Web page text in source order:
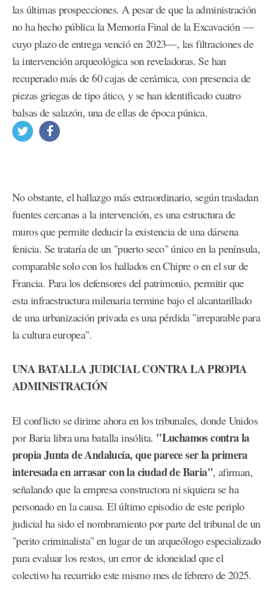
las últimas prospecciones. A pesar de que la administración
no ha hecho pública la Memoria Final de la Excavación —
cuyo plazo de entrega venció en 2023—, las filtraciones de
la intervención arqueológica son reveladoras. Se han
recuperado más de 60 cajas de cerámica, con presencia de
piezas griegas de tipo ático, y se han identificado cuatro
balsas de salazón, una de ellas de época púnica.
No obstante, el hallazgo más extraordinario, según trasladan
fuentes cercanas a la intervención, es una estructura de
muros que permite deducir la existencia de una dársena
fenicia. Se trataría de un "puerto seco" único en la península,
comparable solo con los hallados en Chipre o en el sur de
Francia. Para los defensores del patrimonio, permitir que
esta infraestructura milenaria termine bajo el alcantarillado
de una urbanización privada es una pérdida "irreparable para
la cultura europea".
UNA BATALLA JUDICIAL CONTRA LA PROPIA
ADMINISTRACIÓN
El conflicto se dirime ahora en los tribunales, donde Unidos
por Baria libra una batalla insólita. "Luchamos contra la
propia Junta de Andalucía, que parece ser la primera
interesada en arrasar con la ciudad de Baria", afirman,
señalando que la empresa constructora ni siquiera se ha
personado en la causa. El último episodio de este periplo
judicial ha sido el nombramiento por parte del tribunal de un
"perito criminalista" en lugar de un arqueólogo especializado
para evaluar los restos, un error de idoneidad que el
colectivo ha recurrido este mismo mes de febrero de 2025.